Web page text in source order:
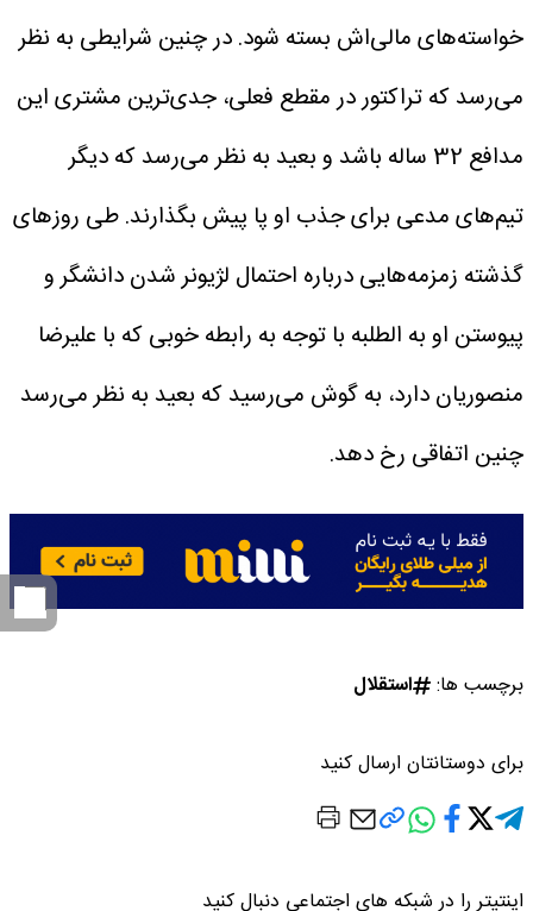
خواسته‌های مالی‌اش بسته شود. در چنین شرایطی به نظر
می‌رسد که تراکتور در مقطع فعلی، جدی‌ترین مشتری این
مدافع 32 ساله باشد و بعید به نظر می‌رسد که دیگر
تیم‌های مدعی برای جذب او پا پیش بگذارند. طی روزهای
گذشته زمزمه‌هایی درباره احتمال لژیونر شدن دانشگر و
پیوستن او به الطلبه با توجه به رابطه خوبی که با علیرضا
منصوریان دارد، به گوش می‌رسید که بعید به نظر می‌رسد
چنین اتفاقی رخ دهد.
برچسب ها: استقلال
برای دوستانتان ارسال کنید
اینتیتر را در شبکه های اجتماعی دنبال کنید